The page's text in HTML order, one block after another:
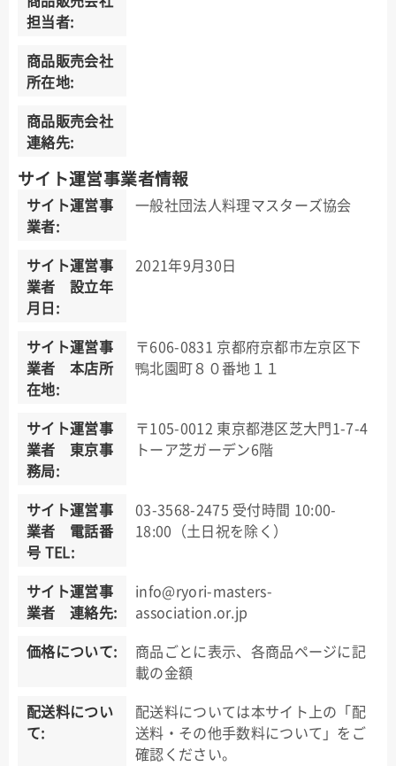
担当者:
商品販売会社
所在地:
商品販売会社
連絡先:
サイト運営事業者情報
サイト運営事
業者:
一般社団法人料理マスターズ協会
サイト運営事
業者 設立年
月日:
2021年9月30日
サイト運営事
業者 本店所
在地:
〒606-0831 京都府京都市左京区下
鴨北園町８０番地１１
サイト運営事
業者 東京事
務局:
〒105-0012 東京都港区芝大門1-7-4
トーア芝ガーデン6階
サイト運営事
業者 電話番
号 TEL:
03-3568-2475 受付時間 10:00-
18:00（土日祝を除く）
サイト運営事
業者 連絡先:
info@ryori-masters-
association.or.jp
価格について:
商品ごとに表示、各商品ページに記
載の金額
配送料につい
て:
配送料については本サイト上の「配
送料・その他手数料について」をご
確認ください。